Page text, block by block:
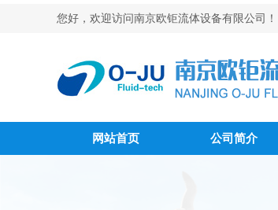
您好，欢迎访问南京欧钜流体设备有限公司！
网站首页 公司简介